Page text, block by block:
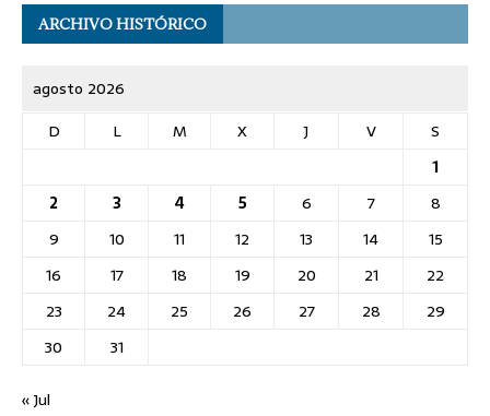
ARCHIVO HISTÓRICO
agosto 2026
D
L M X J V
S
1
2
3 4 5 6 7
8
9
10 11 12 13 14
15
16
17 18 19 20 21
22
23
24 25 26 27 28
29
30
31
« Jul